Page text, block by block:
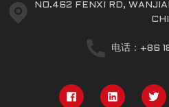
NO.462 FENXI RD,
电话：+86